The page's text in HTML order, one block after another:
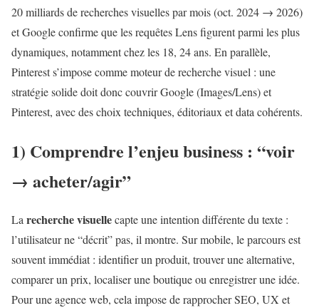
20 milliards de recherches visuelles par mois (oct. 2024 → 2026)
et Google confirme que les requêtes Lens figurent parmi les plus
dynamiques, notamment chez les 18, 24 ans. En parallèle,
Pinterest s’impose comme moteur de recherche visuel : une
stratégie solide doit donc couvrir Google (Images/Lens) et
Pinterest, avec des choix techniques, éditoriaux et data cohérents.
1) Comprendre l’enjeu business : “voir
→ acheter/agir”
Larecherche visuellecapte une intention différente du texte :
l’utilisateur ne “décrit” pas, il montre. Sur mobile, le parcours est
souvent immédiat : identifier un produit, trouver une alternative,
comparer un prix, localiser une boutique ou enregistrer une idée.
Pour une agence web, cela impose de rapprocher SEO, UX et